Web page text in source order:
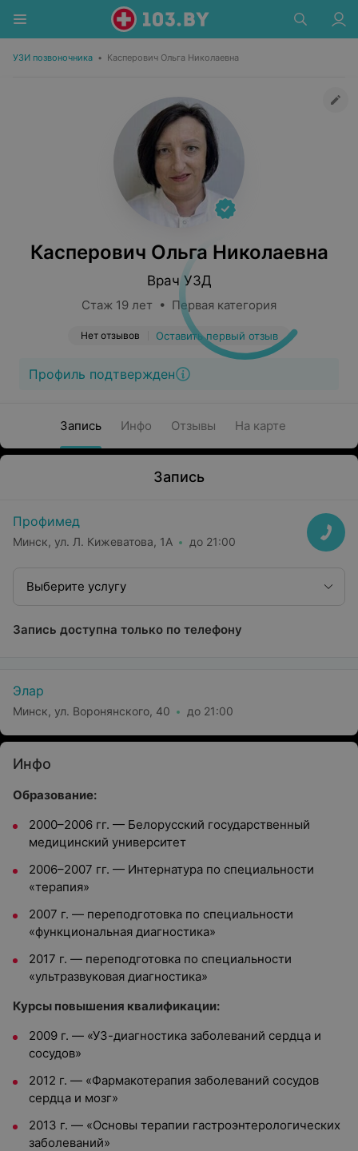
УЗИ позвоночника • Касперович Ольга Николаевна
Касперович Ольга Николаевна
Врач УЗД
Стаж 19 лет • Первая категория
Нет отзывов Оставить первый отзыв
Профиль подтвержден
Запись Инфо Отзывы На карте
Запись
Профимед
Минск, ул. Л. Кижеватова, 1А до 21:00
Выберите услугу
Запись доступна только по телефону
Элар
Минск, ул. Воронянского, 40 до 21:00
Инфо
Образование:
2000–2006 гг. — Белорусский государственный
медицинский университет
2006–2007 гг. — Интернатура по специальности
«терапия»
2007 г. — переподготовка по специальности
«функциональная диагностика»
2017 г. — переподготовка по специальности
«ультразвуковая диагностика»
Курсы повышения квалификации:
2009 г. — «УЗ-диагностика заболеваний сердца и
сосудов»
2012 г. — «Фармакотерапия заболеваний сосудов
сердца и мозг»
2013 г. — «Основы терапии гастроэнтерологических
заболеваний»